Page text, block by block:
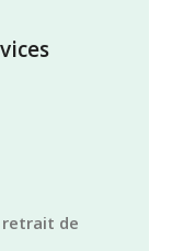
retrait de